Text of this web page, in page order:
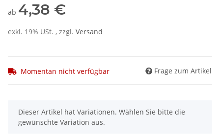
ab 4,38 €
exkl. 19% USt. , zzgl. Versand
Momentan nicht verfügbar Frage zum Artikel
x
Dieser Artikel hat Variationen. Wählen Sie bitte die
gewünschte Variation aus.